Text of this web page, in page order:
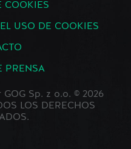
COOKIES
USO DE COOKIES
PRENSA
Sp. z o.o. © 2026
LOS DERECHOS